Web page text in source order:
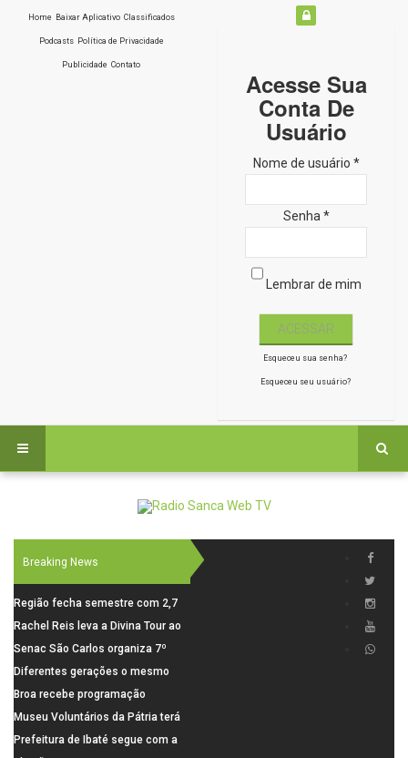
Home Baixar Aplicativo Classificados
Podcasts Política de Privacidade
Publicidade Contato
Acesse Sua
Conta De
Usuário
Nome de usuário *
Senha *
Lembrar de mim
Esqueceu sua senha?
Esqueceu seu usuário?
Breaking News
Região fecha semestre com 2,7
mil novosempregos e retoma
saldo positivo em junho
Rachel Reis leva a Divina Tour ao
interior de São Paulo com shows
inéditos em São Carlos e Jundiaí
Senac São Carlos organiza 7º
Fórum Internacional Senac de
Educadores com debates sobre
pensamento crítico, leitura e
diversidade
Diferentes gerações o mesmo
amor: pais do Saae contam como
a paternidade transformou suas
histórias
Broa recebe programação
esportiva com corrida, vela e
demonstração de paramotor
Museu Voluntários da Pátria terá
horário especial nesta segunda-
Prefeitura de Ibaté segue com a